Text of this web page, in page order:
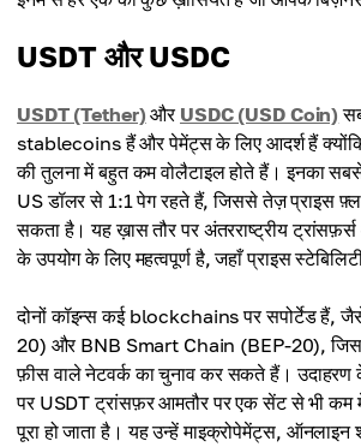
USDT और USDC
USDT (Tether) और USDC (USD Coin)
stablecoins हैं और पेमेंट्स के लिए आदर्श हैं
की तुलना में बहुत कम वोलैटाइल होते हैं। इनका
US डॉलर से 1:1 पेग रहते हैं, जिससे तेज़ प्राइस
सकता है। यह ख़ास तौर पर अंतरराष्ट्रीय
के उपयोग के लिए महत्वपूर्ण है, जहाँ प्राइस
दोनों कॉइन्स कई blockchains पर सपोर्टेड हैं,
20) और BNB Smart Chain (BEP-20),
फ़ीस वाले नेटवर्क का चुनाव कर सकते हैं। उदाहरण
पर USDT ट्रांसफ़र आमतौर पर एक सेंट से भी
पूरा हो जाता है। यह उन्हें माइक्रोपेमेंट्स, ऑनलाइन